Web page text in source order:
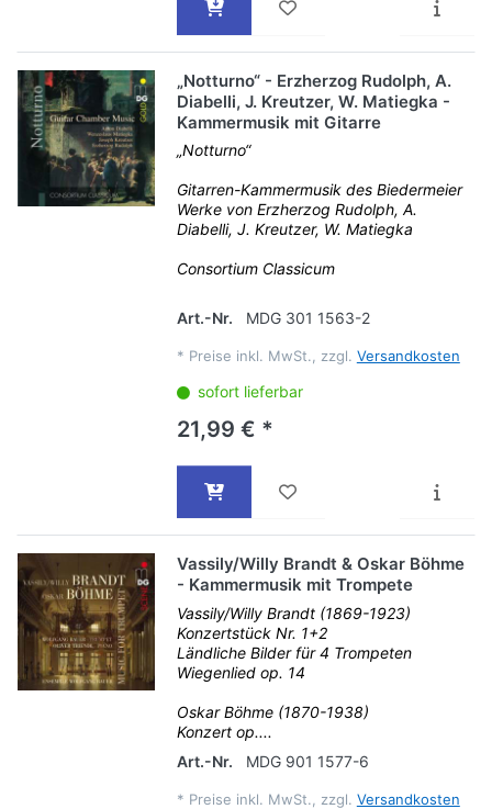
„Notturno“ - Erzherzog Rudolph, A.
Diabelli, J. Kreutzer, W. Matiegka -
Kammermusik mit Gitarre
„Notturno“
Gitarren-Kammermusik des Biedermeier
Werke von Erzherzog Rudolph, A.
Diabelli, J. Kreutzer, W. Matiegka
Consortium Classicum
Art.-Nr. MDG 301 1563-2
* Preise inkl. MwSt., zzgl. Versandkosten
sofort lieferbar
21,99 € *
Vassily/Willy Brandt & Oskar Böhme
- Kammermusik mit Trompete
Vassily/Willy Brandt (1869-1923)
Konzertstück Nr. 1+2
Ländliche Bilder für 4 Trompeten
Wiegenlied op. 14
Oskar Böhme (1870-1938)
Konzert op....
Art.-Nr.
MDG 901 1577-6
* Preise inkl. MwSt., zzgl. Versandkosten